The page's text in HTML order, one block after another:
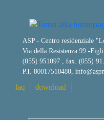
ASP - Centro residenziale
Via della Resistenza 99 -
(055) 951097 , fax. (055)
P.I. 80017510480,
faq download